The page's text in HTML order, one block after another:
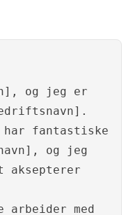
og jeg er
fantastiske
og jeg
aksepterer
med